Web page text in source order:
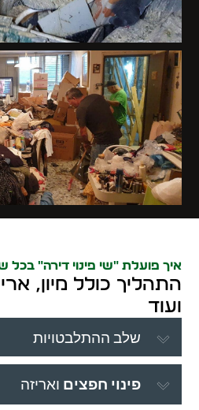
איך פועלת "שי פינוי דירה" בכל
התהליך כולל מיון,
ועוד
שלב ההתלבטויות
פינוי חפצים ואריזה